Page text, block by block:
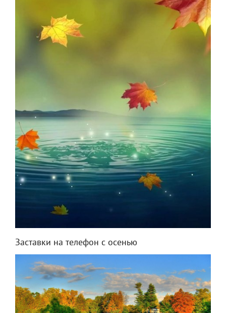
Заставки на телефон с осенью